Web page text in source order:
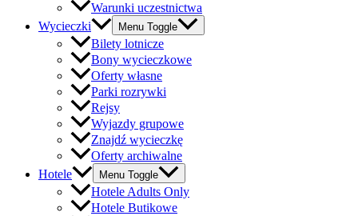
Warunki uczestnictwa
Wycieczki
Menu Toggle
Bilety lotnicze
Bony wycieczkowe
Oferty własne
Parki rozrywki
Rejsy
Wyjazdy grupowe
Znajdź wycieczkę
Oferty archiwalne
Hotele
Menu Toggle
Hotele Adults Only
Hotele Butikowe